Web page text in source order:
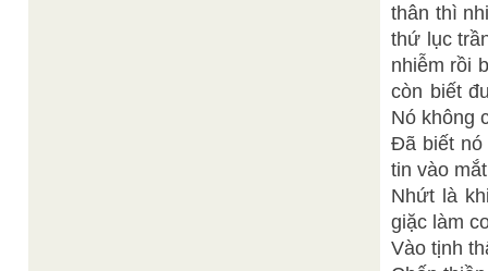
thân thì
thứ lục
nhiễm rồi
còn biết
Nó không
Đã biết nó
tin vào
Nhứt là
giặc làm
Vào tịnh